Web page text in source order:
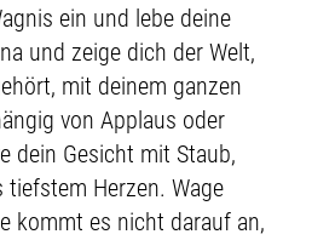
ein und lebe deine
und zeige dich der Welt,
mit deinem ganzen
von Applaus oder
dein Gesicht mit Staub,
Herzen. Wage
kommt es nicht darauf an,